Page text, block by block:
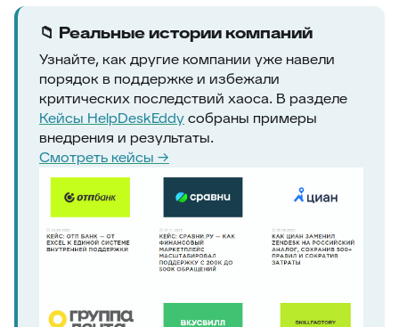
📁 Реальные истории компаний
Узнайте, как другие компании уже навели
порядок в поддержке и избежали
критических последствий хаоса. В разделе
Кейсы HelpDeskEddyсобраны примеры
внедрения и результаты.
Смотреть кейсы →